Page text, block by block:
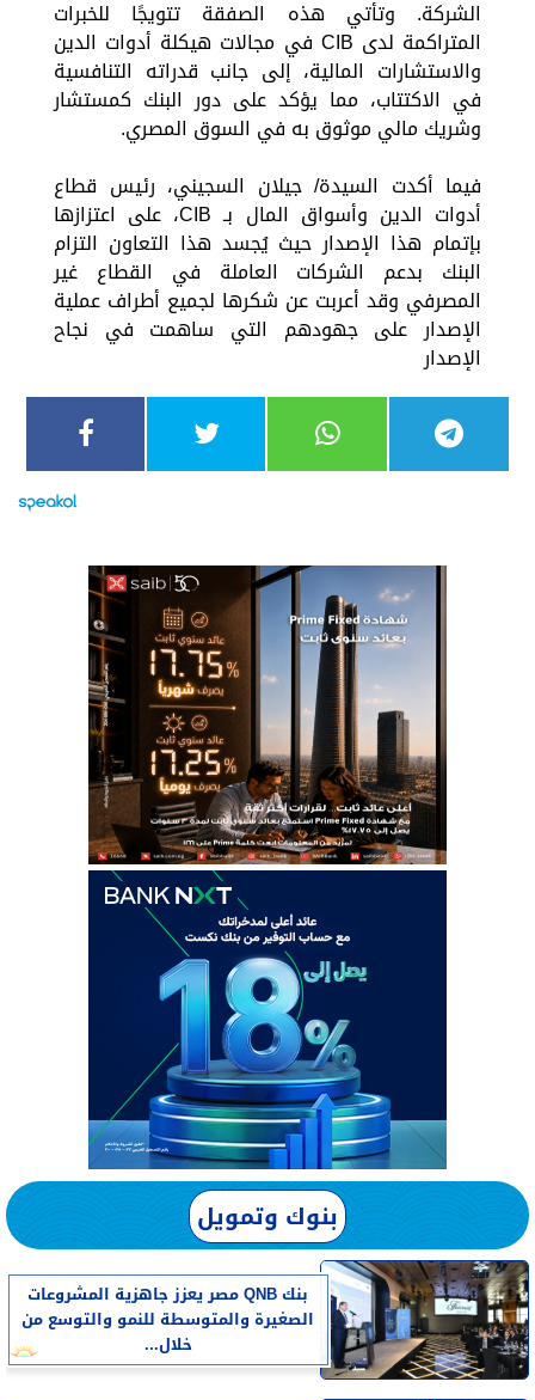
الشركة. وتأتي هذه الصفقة تتويجًا للخبرات
المتراكمة لدى CIB في مجالات هيكلة أدوات الدين
والاستشارات المالية، إلى جانب قدراته التنافسية
في الاكتتاب، مما يؤكد على دور البنك كمستشار
وشريك مالي موثوق به في السوق المصري.
فيما أكدت السيدة/ جيلان السجيني، رئيس قطاع
أدوات الدين وأسواق المال بـ CIB، على اعتزازها
بإتمام هذا الإصدار حيث يُجسد هذا التعاون التزام
البنك بدعم الشركات العاملة في القطاع غير
المصرفي وقد أعربت عن شكرها لجميع أطراف عملية
الإصدار على جهودهم التي ساهمت في نجاح
الإصدار
بنوك وتمويل
بنك QNB مصر يعزز جاهزية المشروعات
الصغيرة والمتوسطة للنمو والتوسع من
خلال...